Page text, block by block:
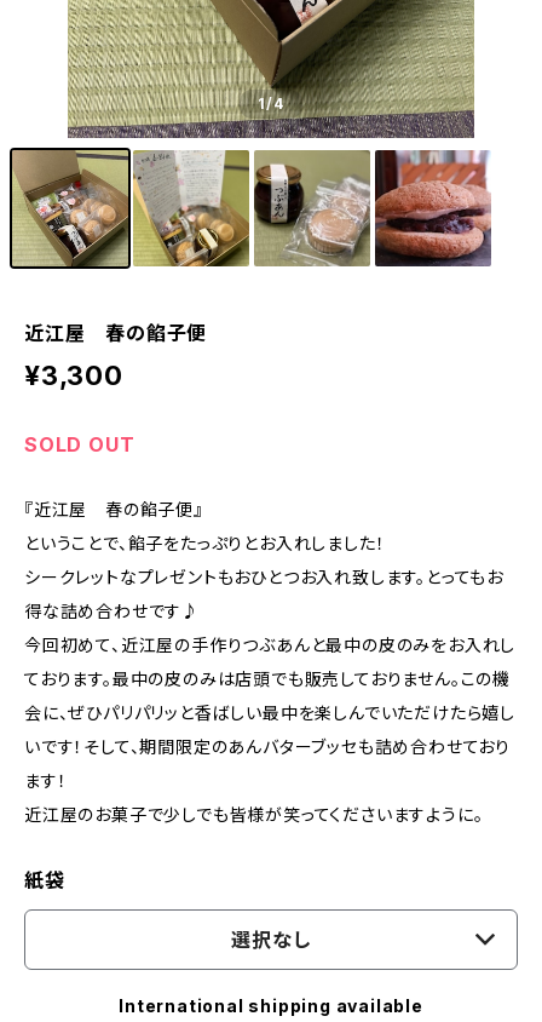
1/4
近江屋 春の餡子便
¥3,300
SOLD OUT
『近江屋 春の餡子便』
ということで、餡子をたっぷりとお入れしました！
シークレットなプレゼントもおひとつお入れ致します。とってもお
得な詰め合わせです♪
今回初めて、近江屋の手作りつぶあんと最中の皮のみをお入れし
ております。最中の皮のみは店頭でも販売しておりません。この機
会に、ぜひパリパリッと香ばしい最中を楽しんでいただけたら嬉し
いです！そして、期間限定のあんバターブッセも詰め合わせており
ます！
近江屋のお菓子で少しでも皆様が笑ってくださいますように。
紙袋
選択なし
International shipping available